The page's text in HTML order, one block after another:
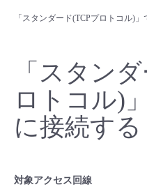
データ利活用
ネットワーク
IoT
モニタリング/監査
よくある質問
クラウド/サーバー
ネットワーク
IoT
料金情報
料金シミュレーター
データ利活用
クラウド/サーバー
ご利用開始ガイド
■ 管理機能
- 管理機能
ユースケース
- バックアップ
故障/メンテナンス情報
「スタンダード(TCPプロトコル)
「スタン
ロトコル)
に接続する
対象アクセス回線